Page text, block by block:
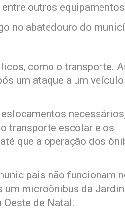
outros
no abatedouro do
como o transporte.
um ataque a um veículo
transporte escolar e os
que a operação dos
não funcionam
um microônibus da
Oeste de Natal.